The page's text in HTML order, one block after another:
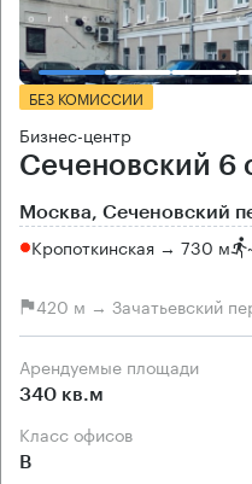
БЕЗ КОМИССИИ
Бизнес-центр
Сеченовский 6
Москва, Сеченовский
Кропоткинская → 730 м
420 м → Зачатьевский
Арендуемые площади
340 кв.м
Класс офисов
B